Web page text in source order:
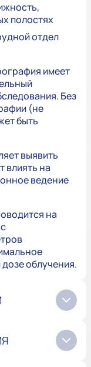
полостях
отдел
имеет
Без
(не
быть
выявить
влиять на
ведение
на
облучения.